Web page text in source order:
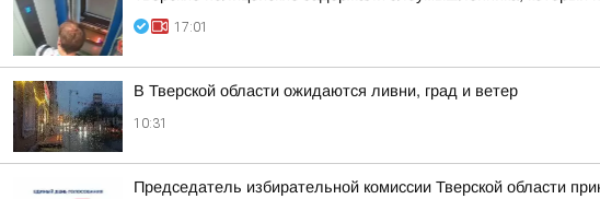
17:01
В Тверской области ожидаются ливни, град и ветер
10:31
Председатель избирательной комиссии Тверской области